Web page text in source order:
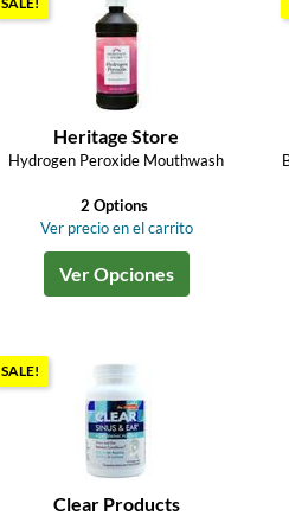
Heritage Store
Hydrogen Peroxide Mouthwash
2 Options
Ver precio en el carrito
Ver Opciones
SALE!
Clear Products